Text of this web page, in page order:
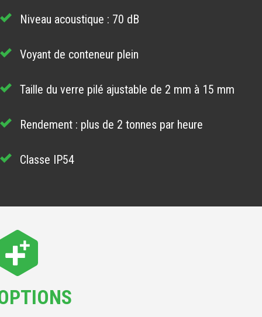
Niveau acoustique : 70 dB
Voyant de conteneur plein
Taille du verre pilé ajustable de 2 mm à 15 mm
Rendement : plus de 2 tonnes par heure
Classe IP54